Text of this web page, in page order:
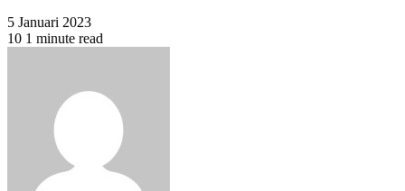
5 Januari 2023
10 1 minute read